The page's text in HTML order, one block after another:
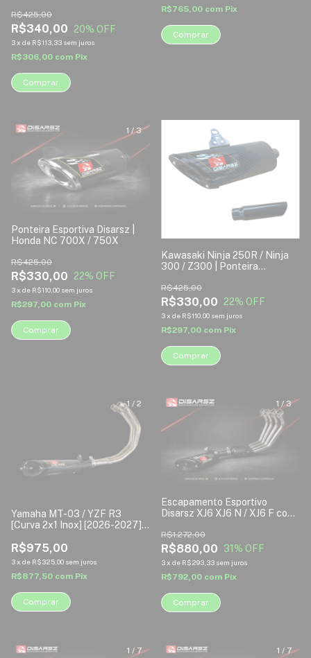
2024) | Escapamento
Esportivo Disarsz
R$340,00
R$425,00
20% OFF
3x de R$113,33 sem juros
R$306,00 com Pix
Comprar
R$765,00 com Pix
Comprar
1 /3
Ponteira Esportiva Disarsz |
Honda NC 700X / 750X
R$330,00
R$425,00
22% OFF
3 x de R$110,00 sem juros
R$297,00 com Pix
Comprar
Kawasaki Ninja 250R / Ninja
300 / Z300 | Ponteira
R$330,00
R$425,00
22% OFF
3 x de R$110,00 sem juros
R$297,00 com Pix
Comprar
1 / 2
Yamaha MT-03 / YZF R3
[Curva 2x1 Inox] [2026-2027] |
Disarsz
R$975,00
3 x de R$325,00 sem juros
R$877,50 com Pix
Comprar
1 /3
Escapamento Esportivo
Disarsz XJ6 XJ6 N / XJ6 F com
R$880,00
R$1.272,00
31 % OFF
3 x de R$293,33 sem juros
R$792,00 com Pix
Comprar
1 / 7 1 / 7